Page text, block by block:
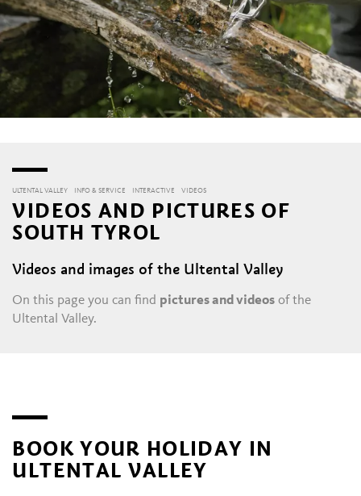
ULTENTAL VALLEY INFO & SERVICE INTERACTIVE VIDEOS
VIDEOS AND PICTURES OF
SOUTH TYROL
Videos and images of the Ultental Valley
On this page you can find pictures and videos of the
Ultental Valley.
BOOK YOUR HOLIDAY IN
ULTENTAL VALLEY